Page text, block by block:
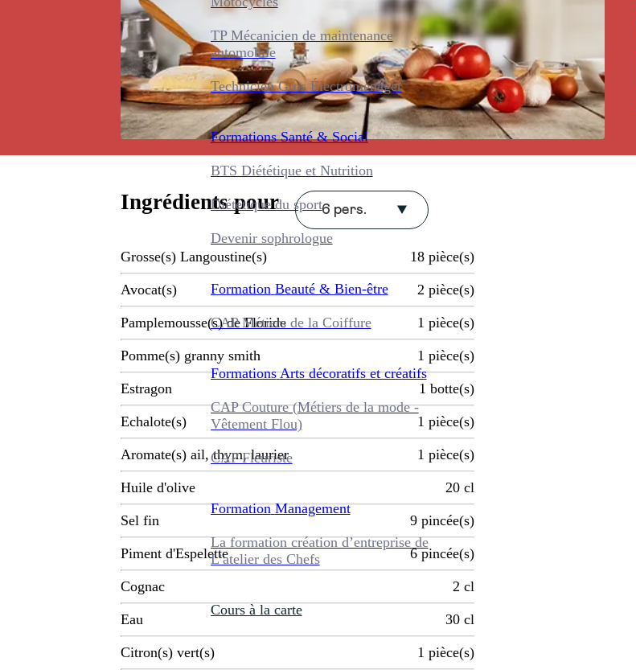
TP Mécanicien de maintenance
automobile
Technicien Gros Électroménager
Formations Santé & Social
BTS Diététique et Nutrition
Diététique du sport
Devenir sophrologue
Formation Beauté & Bien-être
CAP Métiers de la Coiffure
Formations Arts décoratifs et créatifs
CAP Couture (Métiers de la mode -
Vêtement Flou)
CAP Fleuriste
Formation Management
La formation création d’entreprise de
L’atelier des Chefs
Cours à la carte
Ingrédients pour 6 pers.
Grosse(s) Langoustine(s) 18 pièce(s)
Avocat(s) 2 pièce(s)
Pamplemousse(s) de Floride 1 pièce(s)
Pomme(s) granny smith 1 pièce(s)
Estragon 1 botte(s)
Echalote(s) 1 pièce(s)
Aromate(s) ail, thym, laurier 1 pièce(s)
Huile d'olive 20 cl
Sel fin 9 pincée(s)
Piment d'Espelette 6 pincée(s)
Cognac 2 cl
Eau 30 cl
Citron(s) vert(s) 1 pièce(s)